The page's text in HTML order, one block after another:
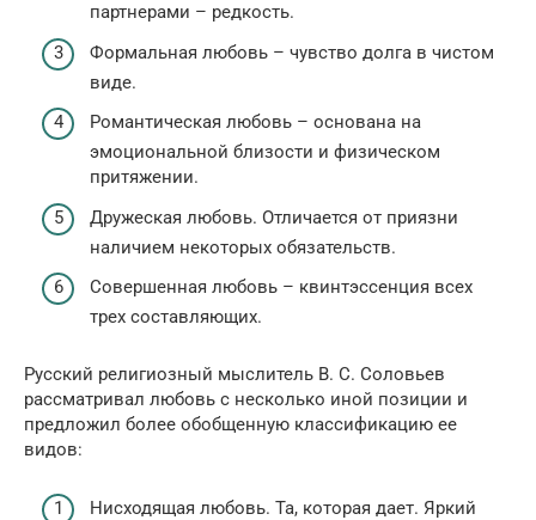
партнерами – редкость.
Формальная любовь – чувство долга в чистом
виде.
Романтическая любовь – основана на
эмоциональной близости и физическом
притяжении.
Дружеская любовь. Отличается от приязни
наличием некоторых обязательств.
Совершенная любовь – квинтэссенция всех
трех составляющих.
Русский религиозный мыслитель В. С. Соловьев
рассматривал любовь с несколько иной позиции и
предложил более обобщенную классификацию ее
видов:
Нисходящая любовь. Та, которая дает. Яркий